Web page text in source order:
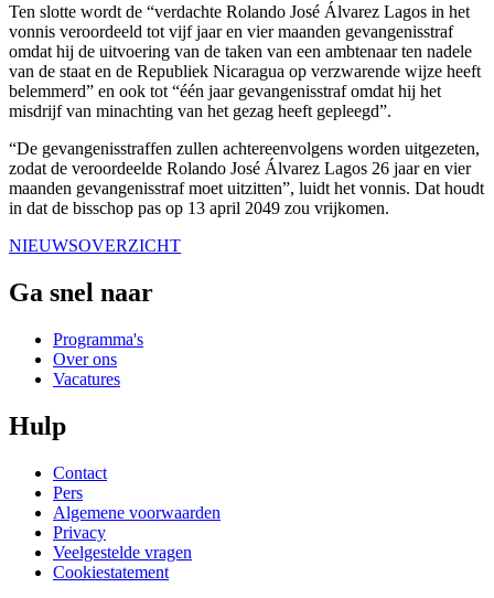
Ten slotte wordt de “verdachte Rolando José Álvarez Lagos in het
vonnis veroordeeld tot vijf jaar en vier maanden gevangenisstraf
omdat hij de uitvoering van de taken van een ambtenaar ten nadele
van de staat en de Republiek Nicaragua op verzwarende wijze heeft
belemmerd” en ook tot “één jaar gevangenisstraf omdat hij het
misdrijf van minachting van het gezag heeft gepleegd”.
“De gevangenisstraffen zullen achtereenvolgens worden uitgezeten,
zodat de veroordeelde Rolando José Álvarez Lagos 26 jaar en vier
maanden gevangenisstraf moet uitzitten”, luidt het vonnis. Dat houdt
in dat de bisschop pas op 13 april 2049 zou vrijkomen.
NIEUWSOVERZICHT
Ga snel naar
Programma's
Over ons
Vacatures
Hulp
Contact
Pers
Algemene voorwaarden
Privacy
Veelgestelde vragen
Cookiestatement